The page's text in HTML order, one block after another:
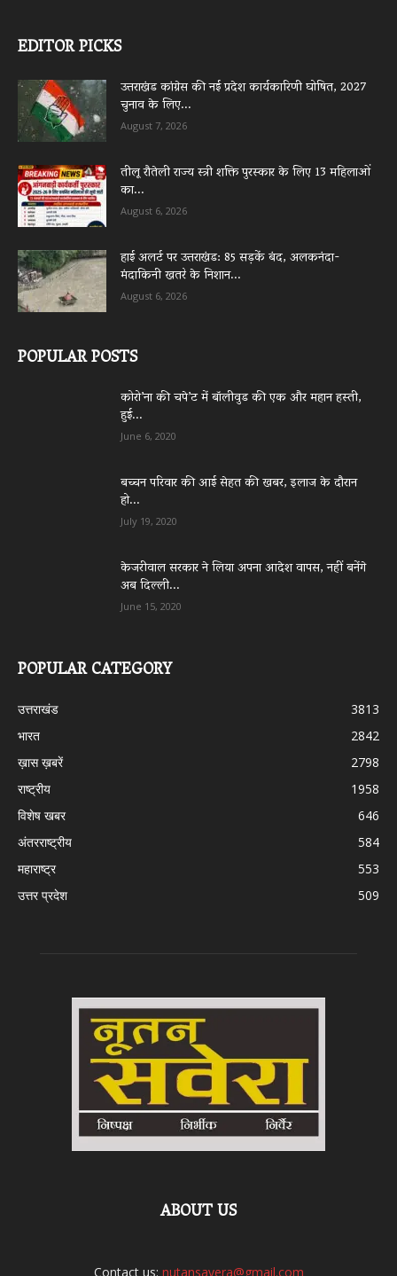
EDITOR PICKS
उत्तराखंड कांग्रेस की नई प्रदेश कार्यकारिणी घोषित, 2027
चुनाव के लिए...
August 7, 2026
तीलू रौतेली राज्य स्त्री शक्ति पुरस्कार के लिए 13 महिलाओं
का...
August 6, 2026
हाई अलर्ट पर उत्तराखंड: 85 सड़कें बंद, अलकनंदा-
मंदाकिनी खतरे के निशान...
August 6, 2026
POPULAR POSTS
कोरो’ना की चपे’ट में बॉलीवुड की एक और महान हस्ती,
हुई...
June 6, 2020
बच्चन परिवार की आई सेहत की खबर, इलाज के दौरान
हो...
July 19, 2020
केजरीवाल सरकार ने लिया अपना आदेश वापस, नहीं बनेंगे
अब दिल्ली...
June 15, 2020
POPULAR CATEGORY
उत्तराखंड
3813
भारत
2842
ख़ास ख़बरें
2798
राष्ट्रीय
1958
विशेष खबर
646
अंतरराष्ट्रीय
584
महाराष्ट्र
553
उत्तर प्रदेश
509
ABOUT US
Contact us: nutansavera@gmail.com